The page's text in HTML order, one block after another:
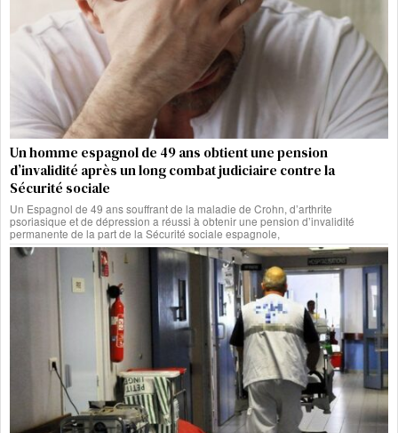
Un homme espagnol de 49 ans obtient une pension
d’invalidité après un long combat judiciaire contre la
Sécurité sociale
Un Espagnol de 49 ans souffrant de la maladie de Crohn, d’arthrite
psoriasique et de dépression a réussi à obtenir une pension d’invalidité
permanente de la part de la Sécurité sociale espagnole,